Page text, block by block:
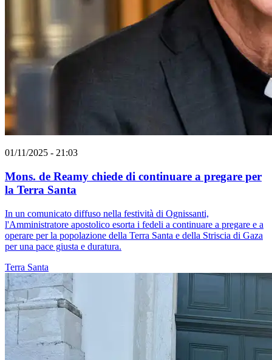
01/11/2025 - 21:03
Mons. de Reamy chiede di continuare a pregare per
la Terra Santa
In un comunicato diffuso nella festività di Ognissanti,
l'Amministratore apostolico esorta i fedeli a continuare a pregare e a
operare per la popolazione della Terra Santa e della Striscia di Gaza
per una pace giusta e duratura.
Terra Santa